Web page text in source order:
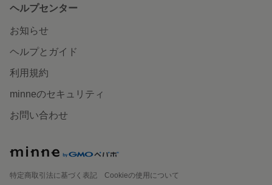
ヘルプセンター
お知らせ
ヘルプとガイド
利用規約
minneのセキュリティ
お問い合わせ
特定商取引法に基づく表記
Cookieの使用について